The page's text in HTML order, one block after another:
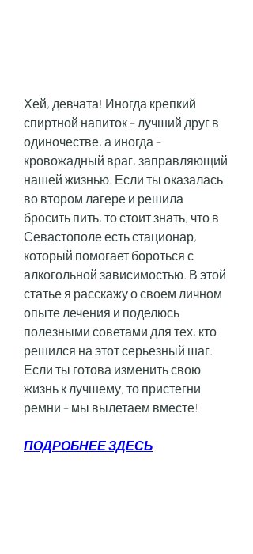
Хей, девчата! Иногда крепкий
спиртной напиток – лучший друг в
одиночестве, а иногда –
кровожадный враг, заправляющий
нашей жизнью. Если ты оказалась
во втором лагере и решила
бросить пить, то стоит знать, что в
Севастополе есть стационар,
который помогает бороться с
алкогольной зависимостью. В этой
статье я расскажу о своем личном
опыте лечения и поделюсь
полезными советами для тех, кто
решился на этот серьезный шаг.
Если ты готова изменить свою
жизнь к лучшему, то пристегни
ремни – мы вылетаем вместе!
ПОДРОБНЕЕ ЗДЕСЬ